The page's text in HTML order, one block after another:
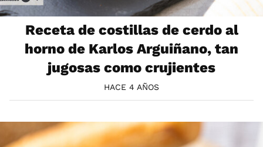
Receta de costillas de cerdo al
horno de Karlos Arguiñano, tan
jugosas como crujientes
HACE 4 AÑOS